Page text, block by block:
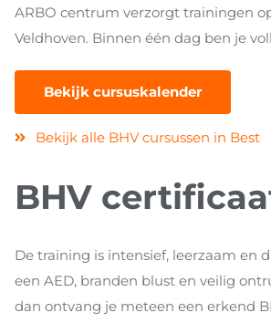
ARBO centrum verzorgt trainingen
Veldhoven. Binnen één dag ben je
Bekijk cursuskalender
Bekijk alle BHV cursussen in Best
BHV
De training is intensief, leerzaam en
een AED, branden blust en veilig
dan ontvang je meteen een erkend